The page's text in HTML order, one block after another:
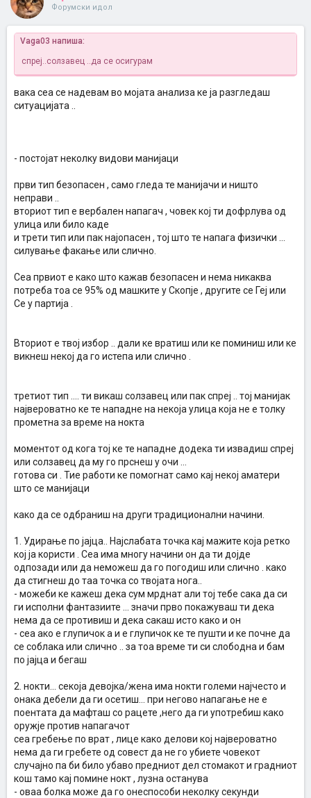
Форумски идол
Vaga03 напиша:
спреј..солзавец ..да се осигурам
вака сеа се надевам во мојата анализа ке ја разгледаш
ситуацијата ..
- постојат неколку видови манијаци
први тип безопасен , само гледа те манијачи и ништо
неправи ..
вториот тип е вербален напагач , човек кој ти дофрлува од
улица или било каде
и трети тип или пак најопасен , тој што те напага физички ...
силување факање или слично.
Сеа првиот е како што кажав безопасен и нема никаква
потреба тоа се 95% од машките у Скопје , другите се Геј или
Се у партија .
Вториот е твој избор .. дали ке вратиш или ке поминиш или ке
викнеш некој да го истепа или слично .
третиот тип .... ти викаш солзавец или пак спреј .. тој манијак
највероватно ке те нападне на некоја улица која не е толку
прометна за време на нокта
моментот од кога тој ке те нападне додека ти извадиш спреј
или солзавец да му го прснеш у очи ...
готова си . Тие работи ке помогнат само кај некој аматери
што се манијаци
како да се одбраниш на други традиционални начини.
1. Удирање по јајца.. Најслабата точка кај мажите која ретко
кој ја користи . Сеа има многу начини он да ти дојде
одпозади или да неможеш да го погодиш или слично . како
да стигнеш до таа точка со твојата нога..
- можеби ке кажеш дека сум мрднат али тој тебе сака да си
ги исполни фантазиите ... значи прво покажуваш ти дека
нема да се противиш и дека сакаш исто како и он
- сеа ако е глупичок а и е глупичок ке те пушти и ке почне да
се соблака или слично .. за тоа време ти си слободна и бам
по јајца и бегаш
2. нокти... секоја девојка/жена има нокти големи најчесто и
онака дебели да ги осетиш... при негово напагање не е
поентата да мафташ со рацете ,него да ги употребиш како
оружје против напагачот
сеа гребење по врат , лице како делови кој највероватно
нема да ги гребете од совест да не го убиете човекот
случајно па би било убаво предниот дел стомакот и градниот
кош тамо кај помине нокт , лузна останува
- оваа болка може да го онеспособи неколку секунди